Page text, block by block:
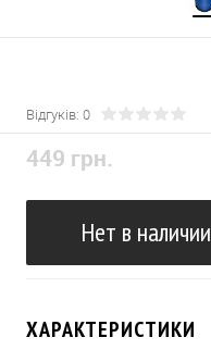
Відгуків: 0
449 грн.
Нет в наличии
ХАРАКТЕРИСТИКИ